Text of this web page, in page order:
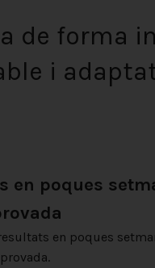
de forma
i
en poques
en poques